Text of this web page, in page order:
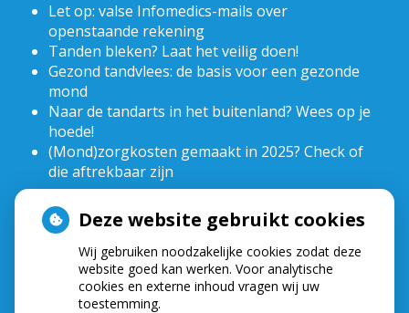
Let op: valse Infomedics-mails over
openstaande rekening
Tanden bleken? Laat het veilig doen!
Gezond tandvlees: de basis voor een gezonde
mond
Naar de tandarts in het buitenland? Wees op je
hoede!
(Mond)zorgkosten gemaakt in 2025? Check of
die aftrekbaar zijn
HOE GEZOND IS JE MOND?
Deze website gebruikt cookies
Wij gebruiken noodzakelijke cookies zodat deze
website goed kan werken. Voor analytische
cookies en externe inhoud vragen wij uw
toestemming.